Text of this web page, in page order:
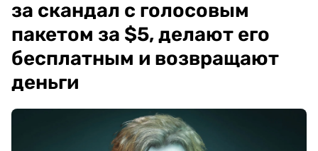
за скандал с голосовым
пакетом за $5, делают его
бесплатным и возвращают
деньги